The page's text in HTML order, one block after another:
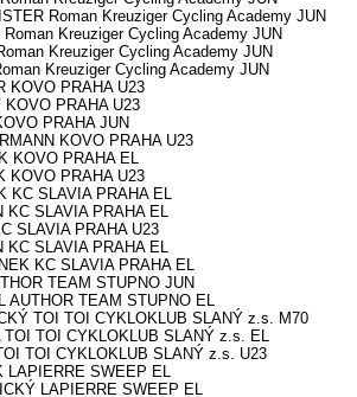
Roman Kreuziger Cycling Academy JUN
Kreuziger Cycling Academy JUN
Kreuziger Cycling Academy JUN
Kreuziger Cycling Academy JUN
KOVO PRAHA U23
KOVO PRAHA U23
PRAHA JUN
KOVO PRAHA U23
KOVO PRAHA EL
KOVO PRAHA U23
KC SLAVIA PRAHA EL
KC SLAVIA PRAHA EL
SLAVIA PRAHA U23
KC SLAVIA PRAHA EL
KC SLAVIA PRAHA EL
TEAM STUPNO JUN
AUTHOR TEAM STUPNO EL
TOI TOI CYKLOKLUB SLANÝ z.s. M70
TOI TOI CYKLOKLUB SLANÝ z.s. EL
TOI CYKLOKLUB SLANÝ z.s. U23
LAPIERRE SWEEP EL
LAPIERRE SWEEP EL